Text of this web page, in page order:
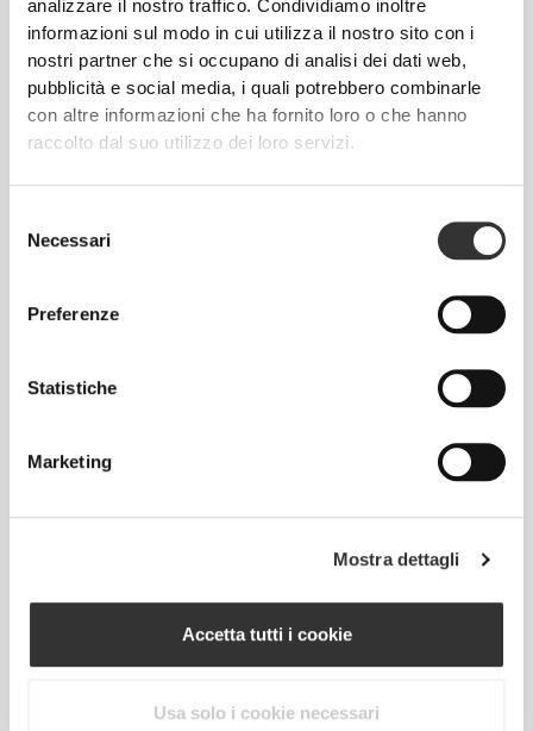
analizzare il nostro traffico. Condividiamo inoltre
informazioni sul modo in cui utilizza il nostro sito con i
nostri partner che si occupano di analisi dei dati web,
pubblicità e social media, i quali potrebbero combinarle
con altre informazioni che ha fornito loro o che hanno
raccolto dal suo utilizzo dei loro servizi.
delNecessari
Preferenze
Statistiche
Marketing
Mostra dettagli
Accetta tutti i cookie
Usa solo i cookie necessari
elasticità, per migliori prestazioni, supporto e
comodità. PoliStretch© ti tiene al fresco e
all'asciutto e favorisce la libertà di movimento.
Il nostro abbigliamento è sinonimo di comodità.
cucite, indossare le nostre creazioni diventa un
CONSIGLI PER LE TAGLIE